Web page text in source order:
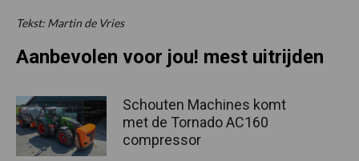
Tekst: Martin de Vries
Aanbevolen voor jou! mest uitrijden
Schouten Machines komt
met de Tornado AC160
compressor